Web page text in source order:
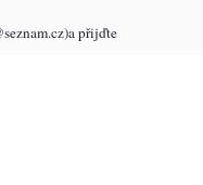
přijďte